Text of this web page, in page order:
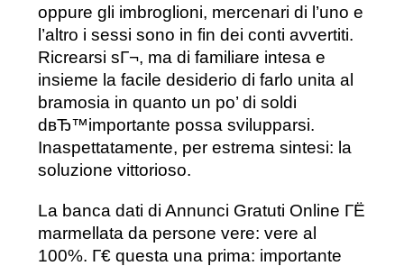
oppure gli imbroglioni, mercenari di l’uno e
l’altro i sessi sono in fin dei conti avvertiti.
Ricrearsi sГ¬, ma di familiare intesa e
insieme la facile desiderio di farlo unita al
bramosia in quanto un po’ di soldi
dвЂ™importante possa svilupparsi.
Inaspettatamente, per estrema sintesi: la
soluzione vittorioso.
La banca dati di Annunci Gratuti Online ГЁ
marmellata da persone vere: vere al
100%. Г€ questa una prima: importante